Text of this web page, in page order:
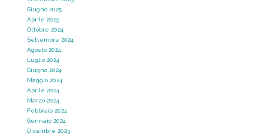
Giugno 2025
Aprile 2025
Ottobre 2024
Settembre 2024
Agosto 2024
Luglio 2024
Giugno 2024
Maggio 2024
Aprile 2024
Marzo 2024
Febbraio 2024
Gennaio 2024
Dicembre 2023